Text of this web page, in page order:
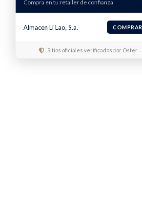
Compra en tu retailer de confianza
Almacen Li Lao, S.a. COMPRAR
Sitios oficiales verificados por Oster